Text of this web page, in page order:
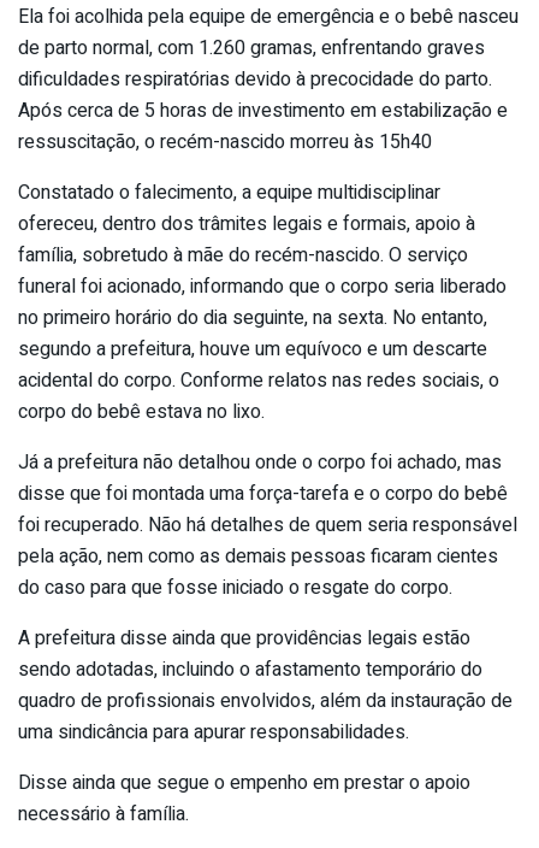
Ela foi acolhida pela equipe de emergência e o bebê nasceu
de parto normal, com 1.260 gramas, enfrentando graves
dificuldades respiratórias devido à precocidade do parto.
Após cerca de 5 horas de investimento em estabilização e
ressuscitação, o recém-nascido morreu às 15h40
Constatado o falecimento, a equipe multidisciplinar
ofereceu, dentro dos trâmites legais e formais, apoio à
família, sobretudo à mãe do recém-nascido. O serviço
funeral foi acionado, informando que o corpo seria liberado
no primeiro horário do dia seguinte, na sexta. No entanto,
segundo a prefeitura, houve um equívoco e um descarte
acidental do corpo. Conforme relatos nas redes sociais, o
corpo do bebê estava no lixo.
Já a prefeitura não detalhou onde o corpo foi achado, mas
disse que foi montada uma força-tarefa e o corpo do bebê
foi recuperado. Não há detalhes de quem seria responsável
pela ação, nem como as demais pessoas ficaram cientes
do caso para que fosse iniciado o resgate do corpo.
A prefeitura disse ainda que providências legais estão
sendo adotadas, incluindo o afastamento temporário do
quadro de profissionais envolvidos, além da instauração de
uma sindicância para apurar responsabilidades.
Disse ainda que segue o empenho em prestar o apoio
necessário à família.